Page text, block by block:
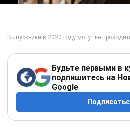
Будьте первыми в
подпишитесь на
Google